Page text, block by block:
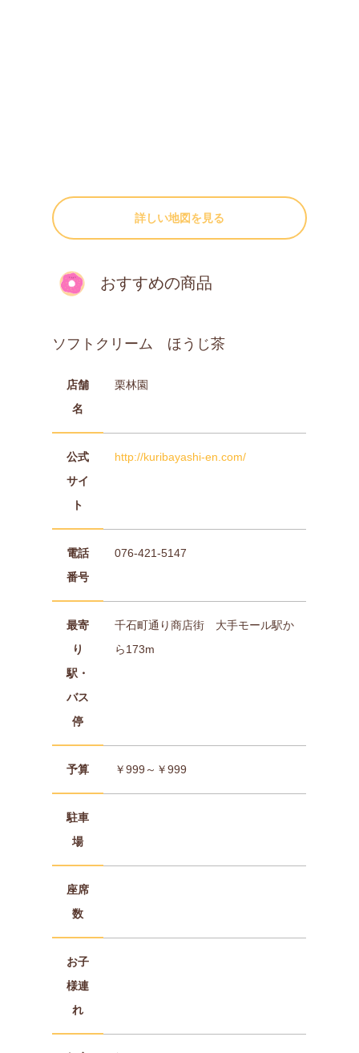
詳しい地図を見る
おすすめの商品
ソフトクリーム ほうじ茶
店舗
名
栗林園
公式
サイ
ト
http://kuribayashi-en.com/
電話
番号
076-421-5147
最寄
り
駅・
バス
停
千石町通り商店街 大手モール駅か
ら173m
予算 ￥999～￥999
駐車
場
座席
数
お子
様連
れ